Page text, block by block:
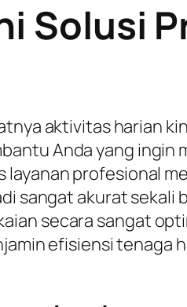
Solusi
aktivitas harian
Anda yang ingin
layanan profesional
sangat akurat sekali
secara sangat
efisiensi tenaga